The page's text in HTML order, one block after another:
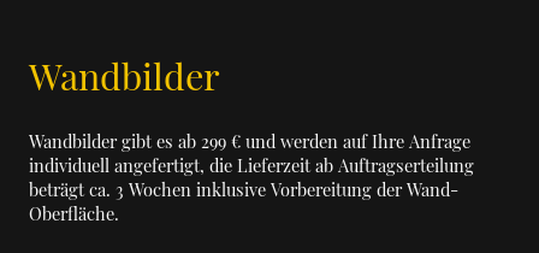
Wandbilder
Wandbilder gibt es ab 299 € und werden auf Ihre Anfrage
individuell angefertigt, die Lieferzeit ab Auftragserteilung
beträgt ca. 3 Wochen inklusive Vorbereitung der Wand-
Oberfläche.